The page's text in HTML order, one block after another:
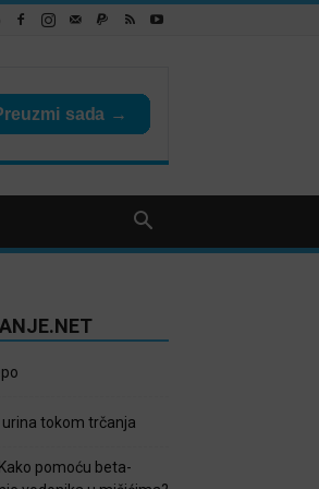
urina tokom trčanja
Kako pomoću beta-